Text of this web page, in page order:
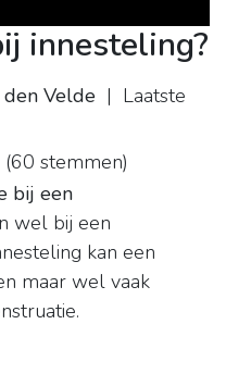
innesteling?
den Velde | Laatste
(60 stemmen)
bij een
wel bij een
kan een
maar wel vaak